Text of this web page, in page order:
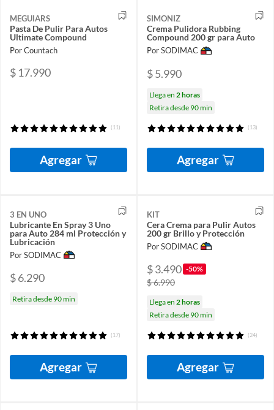
MEGUIARS
Pasta De Pulir Para Autos
Ultimate Compound
Por Countach
$ 17.990
(11)
Agregar
SIMONIZ
Crema Pulidora Rubbing
Compound 200 gr para Auto
Por SODIMAC
$ 5.990
Llega en 2 horas
Retira desde 90 min
(13)
Agregar
3 EN UNO
Lubricante En Spray 3 Uno
para Auto 284 ml Protección y
Lubricación
Por SODIMAC
$ 6.290
Retira desde 90 min
(17)
Agregar
KIT
Cera Crema para Pulir Autos
200 gr Brillo y Protección
Por SODIMAC
$ 3.490 -50%
$ 6.990
Llega en 2 horas
Retira desde 90 min
(24)
Agregar